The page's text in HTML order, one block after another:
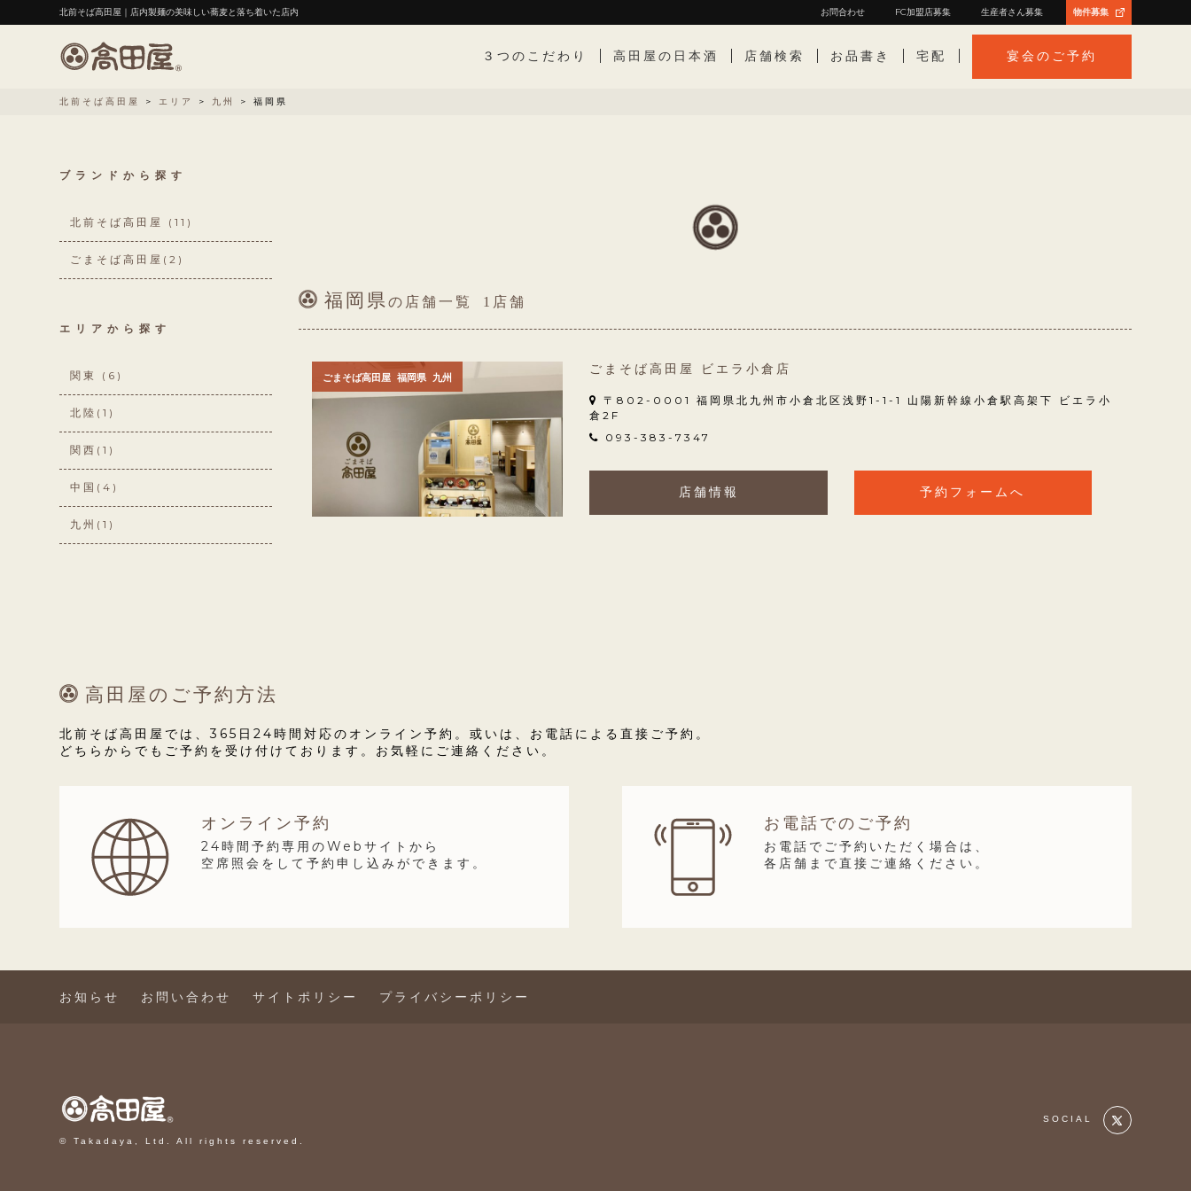
北前そば高田屋｜店内製麺の美味しい蕎麦と落ち着いた店内 お問合わせ FC加盟店募集 生産者さん募集 物件募集
３つのこだわり 高田屋の日本酒 店舗検索 お品書き 宅配 宴会のご予約
北前そば高田屋 >エリア > 九州 >福岡県
ブランドから探す
北前そば高田屋 (11)
ごまそば高田屋 (2)
エリアから探す
関東 (6)
北陸 (1)
関西 (1)
中国 (4)
九州 (1)
福岡県の店舗一覧 1
ごまそば高田屋 福岡県 九州
ごまそば高田屋 ビエラ小倉店
〒802-0001 福岡県北九州市小倉北区浅野1-1-1 山陽新幹線小倉駅高架下 ビエラ小
倉2F
093-383-7347
店舗情報 予約フォームへ
高田屋のご予約方法
北前そば高田屋では、365日24時間対応のオンライン予約。或いは、お電話による直接ご予約。
どちらからでもご予約を受け付けております。お気軽にご連絡ください。
オンライン予約
24時間予約専用のWebサイトから
空席照会をして予約申し込みができます。
お電話でのご予約
お電話でご予約いただく場合は、
各店舗まで直接ご連絡ください。
お知らせ お問い合わせ サイトポリシー プライバシーポリシー
SOCIAL
© Takadaya, Ltd. All rights reserved.